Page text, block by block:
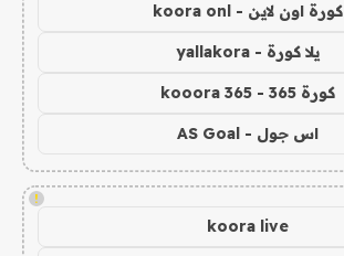
كورة اون لاين - koora onl
يلا كورة - yallakora
كورة 365 - kooora 365
اس جول - AS Goal
!
koora live